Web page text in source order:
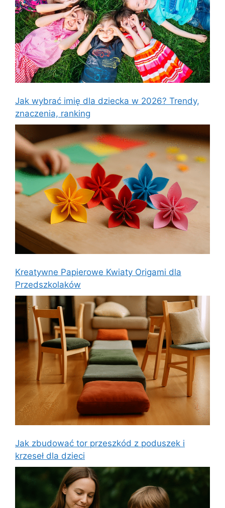
Jak wybrać imię dla dziecka w 2026? Trendy,
znaczenia, ranking
Kreatywne Papierowe Kwiaty Origami dla
Przedszkolaków
Jak zbudować tor przeszkód z poduszek i
krzeseł dla dzieci